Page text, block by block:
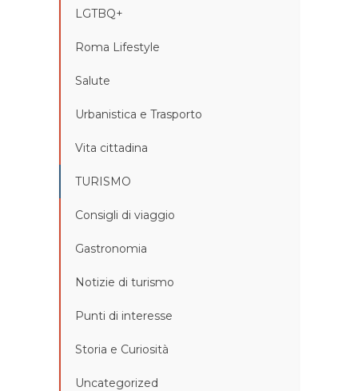
LGTBQ+
Roma Lifestyle
Salute
Urbanistica e Trasporto
Vita cittadina
TURISMO
Consigli di viaggio
Gastronomia
Notizie di turismo
Punti di interesse
Storia e Curiosità
Uncategorized